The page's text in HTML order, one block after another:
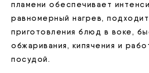
пламени обеспечивает
равномерный нагрев,
приготовления блюд в воке,
обжаривания, кипячения и
посудой.